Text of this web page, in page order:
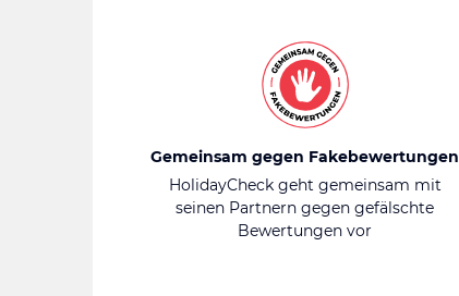
Gemeinsam gegen Fakebewertungen
HolidayCheck geht gemeinsam mit
seinen Partnern gegen gefälschte
Bewertungen vor